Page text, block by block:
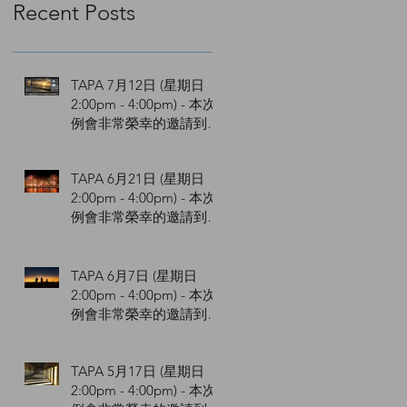
Recent Posts
TAPA 7月12日 (星期日
2:00pm - 4:00pm) - 本次
例會非常榮幸的邀請到
TAPA 6月21日 (星期日
2:00pm - 4:00pm) - 本次
例會非常榮幸的邀請到陳
。
TAPA 6月7日 (星期日
2:00pm - 4:00pm) - 本次
例會非常榮幸的邀請到連
TAPA 5月17日 (星期日
2:00pm - 4:00pm) - 本次